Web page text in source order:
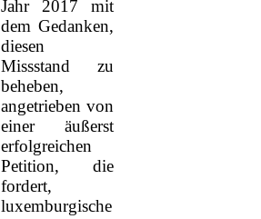
Jahr 2017 mit
dem Gedanken,
diesen
Missstand zu
beheben,
angetrieben von
einer äußerst
erfolgreichen
Petition, die
fordert,
luxemburgische